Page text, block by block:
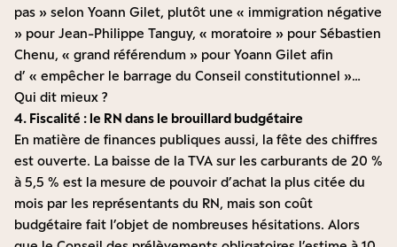
pas » selon Yoann Gilet, plutôt une « immigration négative
» pour Jean-Philippe Tanguy, « moratoire » pour Sébastien
Chenu, « grand référendum » pour Yoann Gilet afin
d’ « empêcher le barrage du Conseil constitutionnel »…
Qui dit mieux ?
4. Fiscalité : le RN dans le brouillard budgétaire
En matière de finances publiques aussi, la fête des chiffres
est ouverte. La baisse de la TVA sur les carburants de 20 %
à 5,5 % est la mesure de pouvoir d’achat la plus citée du
mois par les représentants du RN, mais son coût
budgétaire fait l’objet de nombreuses hésitations. Alors